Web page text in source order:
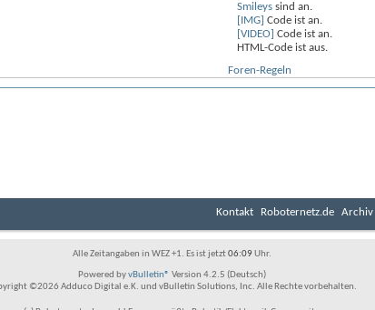
Smileyssind an.
[IMG] Code ist an.
[VIDEO] Code ist an.
HTML-Code ist aus.
Foren-Regeln
Kontakt Roboternetz.de Archiv
Alle Zeitangaben in WEZ +1. Es ist jetzt06:09Uhr.
Powered byvBulletin® Version 4.2.5 (Deutsch)
©2026 Adduco Digital e.K. und vBulletin Solutions, Inc. Alle Rechte vorbehalten.